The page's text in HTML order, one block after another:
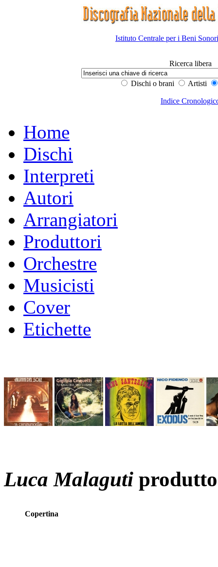
Istituto Centrale per i Beni
Ricerca libera
Dischi o brani Artisti
Indice
Home
Dischi
Interpreti
Autori
Arrangiatori
Produttori
Orchestre
Musicisti
Cover
Etichette
Luca Malaguti
Copertina